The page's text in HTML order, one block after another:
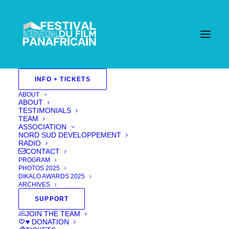
INFO + TICKETS
ABOUT
ABOUT
TESTIMONIALS
TEAM
ASSOCIATION
NORD SUD DEVELOPPEMENT
RADIO
CONTACT
PROGRAM
PHOTOS 2025
DIKALO AWARDS 2025
ARCHIVES
SUPPORT
JOIN THE TEAM
♥ DONATION